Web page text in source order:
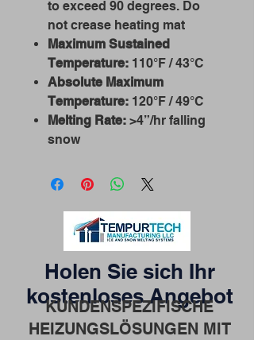
to exceed 90 degrees. Do
not crease heating mat
Maximum Sustained
Temperature: 110°F / 43°C
Absolute Maximum
Temperature: 120°F / 49°C
Melting Rate: >4”/hr falling
snow
Holen Sie sich Ihr
kostenloses Angebot
KUNDENSPEZIFISCHE
HEIZUNGSLÖSUNGEN MIT